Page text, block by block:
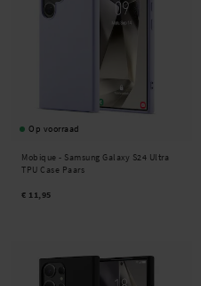
Op voorraad
Mobique - Samsung Galaxy S24 Ultra
TPU Case Paars
€ 11,95